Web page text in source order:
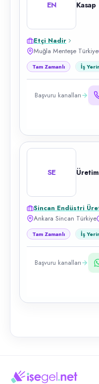
EN Kasap
Etçi Nadir
Muğla Menteşe Türkiye
Tam Zamanlı İş
Başvuru kanalları
SE
Sincan Endüstri
Ankara Sincan Türkiye
Tam Zamanlı İş
Başvuru kanalları